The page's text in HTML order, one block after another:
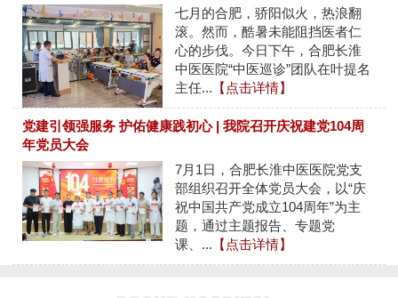
七月的合肥，骄阳似火，热浪翻
滚。然而，酷暑未能阻挡医者仁
心的步伐。今日下午，合肥长淮
中医医院“中医巡诊”团队在叶提名
主任... 【点击详情】
党建引领强服务 护佑健康践初心 | 我院召开庆祝建党104周
年党员大会
7月1日，合肥长淮中医医院党支
部组织召开全体党员大会，以“庆
祝中国共产党成立104周年”为主
题，通过主题报告、专题党
课、... 【点击详情】